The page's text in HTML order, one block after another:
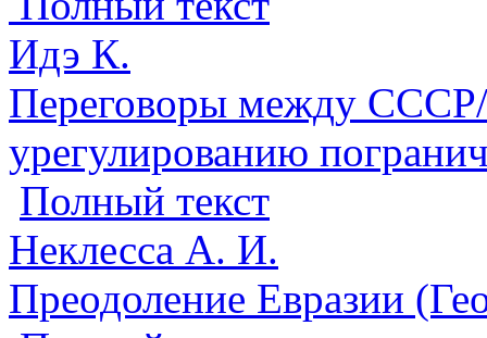
Идэ К.
Переговоры между
урегулированию
Полный текст
Неклесса А. И.
Преодоление Евразии